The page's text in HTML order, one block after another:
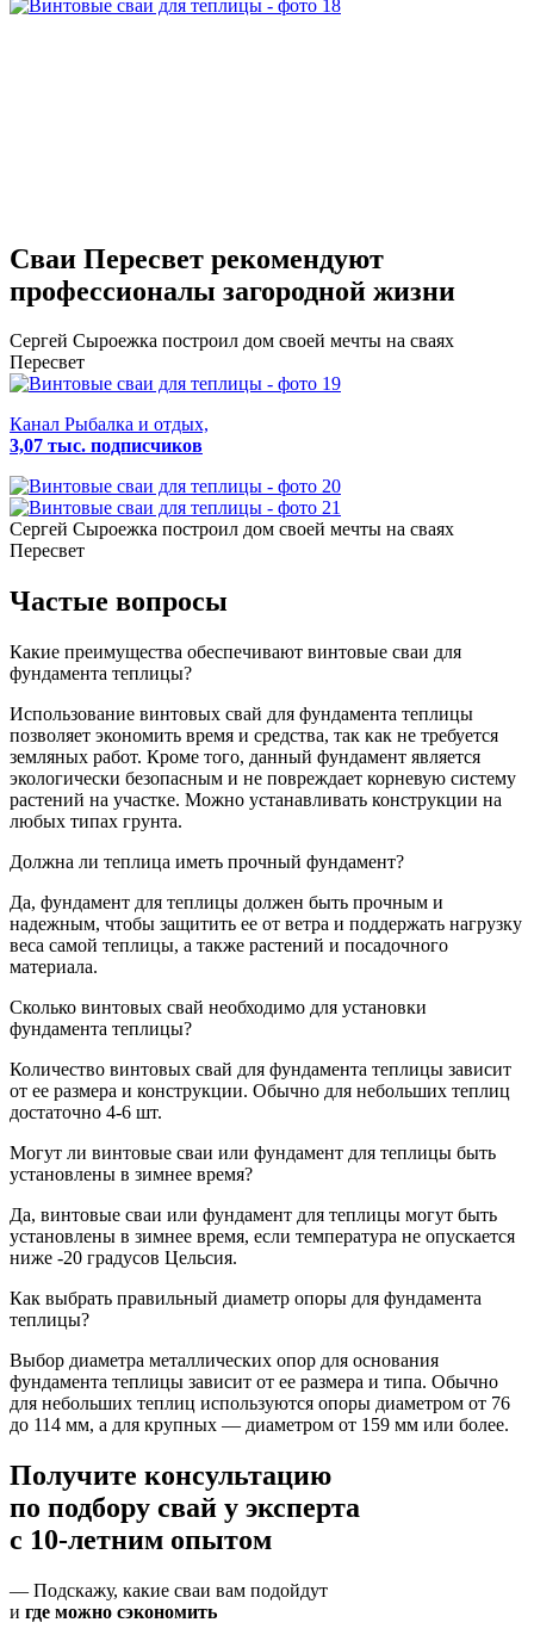
Сваи Пересвет рекомендуют
профессионалы загородной жизни
Сергей Сыроежка построил дом своей мечты на сваях
Пересвет
Канал Рыбалка и отдых,
3,07 тыс. подписчиков
Сергей Сыроежка построил дом своей мечты на сваях
Пересвет
Частые вопросы
Какие преимущества обеспечивают винтовые сваи для
фундамента теплицы?
Использование винтовых свай для фундамента теплицы
позволяет экономить время и средства, так как не требуется
земляных работ. Кроме того, данный фундамент является
экологически безопасным и не повреждает корневую систему
растений на участке. Можно устанавливать конструкции на
любых типах грунта.
Должна ли теплица иметь прочный фундамент?
Да, фундамент для теплицы должен быть прочным и
надежным, чтобы защитить ее от ветра и поддержать нагрузку
веса самой теплицы, а также растений и посадочного
материала.
Сколько винтовых свай необходимо для установки
фундамента теплицы?
Количество винтовых свай для фундамента теплицы зависит
от ее размера и конструкции. Обычно для небольших теплиц
достаточно 4-6 шт.
Могут ли винтовые сваи или фундамент для теплицы быть
установлены в зимнее время?
Да, винтовые сваи или фундамент для теплицы могут быть
установлены в зимнее время, если температура не опускается
ниже -20 градусов Цельсия.
Как выбрать правильный диаметр опоры для фундамента
теплицы?
Выбор диаметра металлических опор для основания
фундамента теплицы зависит от ее размера и типа. Обычно
для небольших теплиц используются опоры диаметром от 76
до 114 мм, а для крупных — диаметром от 159 мм или более.
Получите консультацию
по подбору свай у эксперта
с 10-летним опытом
— Подскажу, какие сваи вам подойдут
и где можно сэкономить